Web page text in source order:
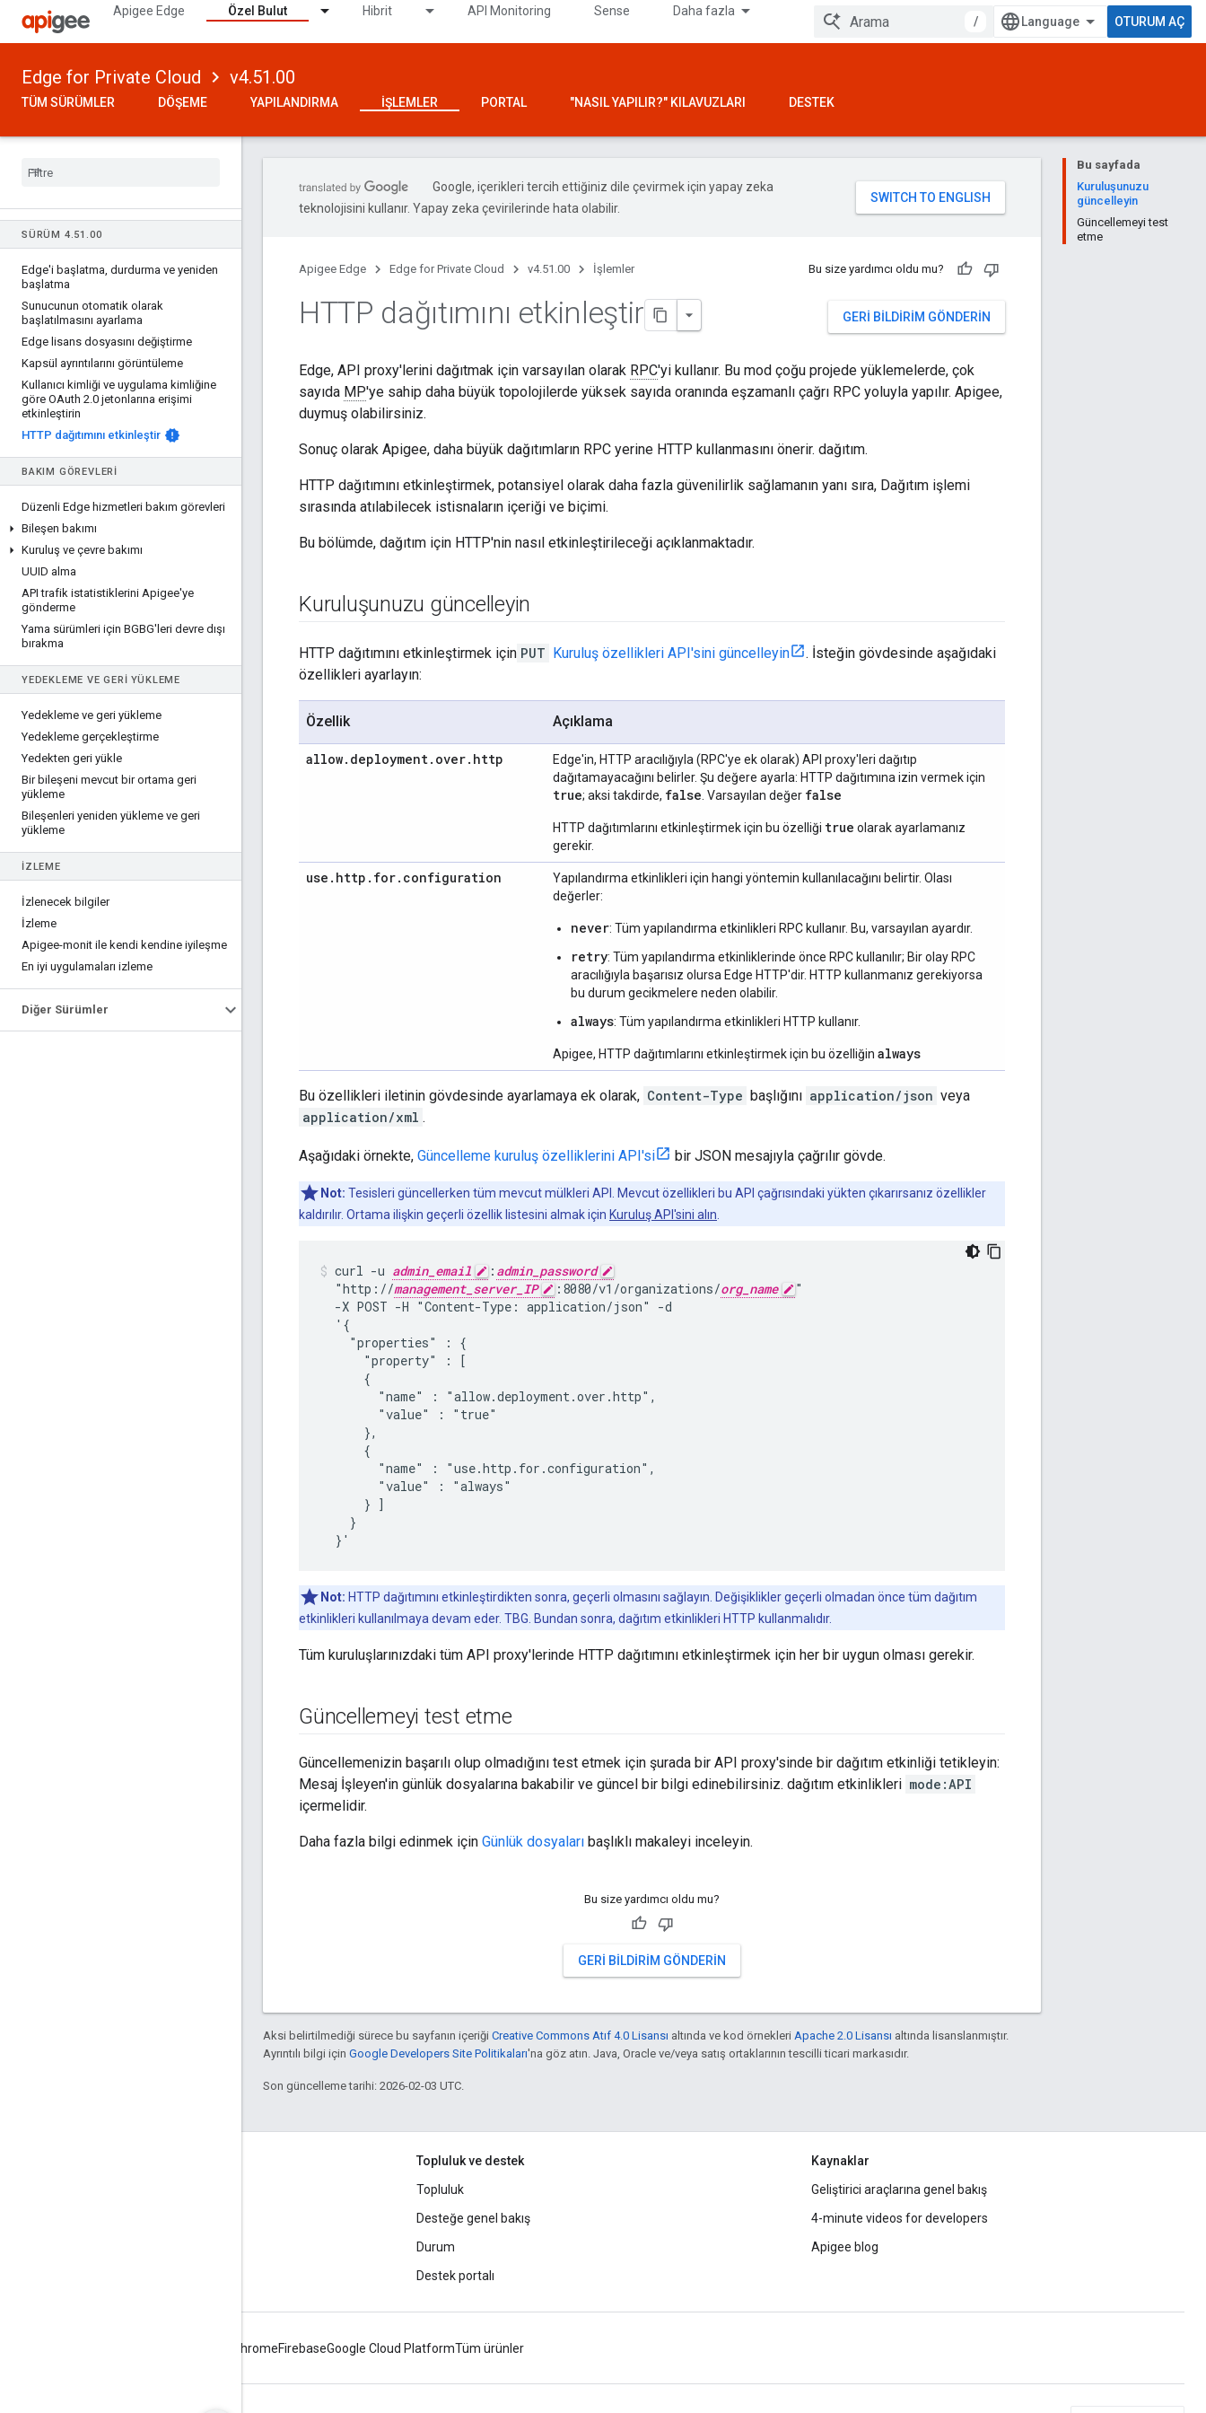
Apigee Edge Özel Bulut Hibrit API Monitoring Sense Daha fazla
/ OTURUM AÇ
Edge for Private Cloud v4.51.00
TÜM SÜRÜMLER DÖŞEME YAPILANDIRMA İŞLEMLER PORTAL "NASIL YAPILIR?" KILAVUZLARI DESTEK
SÜRÜM 4.51 .00
Edge'i başlatma, durdurma ve yeniden
başlatma
Sunucunun otomatik olarak
başlatılmasını ayarlama
Edge lisans dosyasını değiştirme
Kapsül ayrıntılarını görüntüleme
Kullanıcı kimliği ve uygulama kimliğine
göre OAuth 2.0 jetonlarına erişimi
etkinleştirin
HTTP dağıtımını etkinleştir
BAKIM GÖREVLERI
Düzenli Edge hizmetleri bakım görevleri
Bileşen bakımı
Kuruluş ve çevre bakımı
UUID alma
API trafik istatistiklerini Apigee'ye
gönderme
Yama sürümleri için BGBG'leri devre dışı
bırakma
YEDEKLEME VE GERI YÜKLEME
Yedekleme ve geri yükleme
Yedekleme gerçekleştirme
Yedekten geri yükle
Bir bileşeni mevcut bir ortama geri
yükleme
Bileşenleri yeniden yükleme ve geri
yükleme
İZLEME
İzlenecek bilgiler
İzleme
Apigee-monit ile kendi kendine iyileşme
En iyi uygulamaları izleme
Diğer Sürümler
Bu sayfada
Kuruluşunuzu
güncelleyin
Güncellemeyi test
etme
Google, içerikleri tercih ettiğiniz dile çevirmek için yapay zeka
teknolojisini kullanır. Yapay zeka çevirilerinde hata olabilir.
Apigee Edge Edge for Private Cloud v4.51.00 İşlemler Bu size yardımcı oldu mu?
GERI BILDIRIM GÖNDERIN
HTTP dağıtımını etkinleştir
Edge, API proxy'lerini dağıtmak için varsayılan olarak RPC'yi kullanır. Bu mod çoğu projede yüklemelerde, çok
sayıda MP'ye sahip daha büyük topolojilerde yüksek sayıda oranında eşzamanlı çağrı RPC yoluyla yapılır. Apigee,
duymuş olabilirsiniz.
Sonuç olarak Apigee, daha büyük dağıtımların RPC yerine HTTP kullanmasını önerir. dağıtım.
HTTP dağıtımını etkinleştirmek, potansiyel olarak daha fazla güvenilirlik sağlamanın yanı sıra, Dağıtım işlemi
sırasında atılabilecek istisnaların içeriği ve biçimi.
Bu bölümde, dağıtım için HTTP'nin nasıl etkinleştirileceği açıklanmaktadır.
Kuruluşunuzu güncelleyin
HTTP dağıtımını etkinleştirmek için PUT Kuruluş özellikleri API'sini güncelleyin
. İsteğin gövdesinde aşağıdaki
özellikleri ayarlayın:
Özellik Açıklama
allow. deployment. over. http
Edge'in, HTTP aracılığıyla (RPC'ye ek olarak) API proxy'leri dağıtıp
dağıtamayacağını belirler. Şu değere ayarla: HTTP dağıtımına izin vermek için
true; aksi takdirde, false . Varsayılan değer false
HTTP dağıtımlarını etkinleştirmek için bu özelliği true olarak ayarlamanız
gerekir.
use . http . for. configuration
Yapılandırma etkinlikleri için hangi yöntemin kullanılacağını belirtir. Olası
değerler:
never: Tüm yapılandırma etkinlikleri RPC kullanır. Bu, varsayılan ayardır.
retry: Tüm yapılandırma etkinliklerinde önce RPC kullanılır; Bir olay RPC
aracılığıyla başarısız olursa Edge HTTP'dir. HTTP kullanmanız gerekiyorsa
bu durum gecikmelere neden olabilir.
always: Tüm yapılandırma etkinlikleri HTTP kullanır.
Apigee, HTTP dağıtımlarını etkinleştirmek için bu özelliğin always
Bu özellikleri iletinin gövdesinde ayarlamaya ek olarak, Content-Type başlığını application/json veya
application/xml .
Aşağıdaki örnekte, Güncelleme kuruluş özelliklerini API'si bir JSON mesajıyla çağrılır gövde.
Not: Tesisleri güncellerken tüm mevcut mülkleri API. Mevcut özellikleri bu API çağrısındaki yükten çıkarırsanız özellikler
kaldırılır. Ortama ilişkin geçerli özellik listesini almak için Kuruluş API'sini alın
curl -u admin_email : admin_password
  "http://
management_server_IP :8080/v1/organizations/org_name
"
  -X POST -H "Content-Type: application/json" -d
  '{
    "properties" : {
      "property" : [
      {
        "name" : "allow.deployment.over.http",
        "value" : "true"
      },
      {
        "name" : "use.http.for.configuration",
        "value" : "always"
      } ]
    }
  }'
Not: HTTP dağıtımını etkinleştirdikten sonra, geçerli olmasını sağlayın. Değişiklikler geçerli olmadan önce tüm dağıtım
etkinlikleri kullanılmaya devam eder. TBG. Bundan sonra, dağıtım etkinlikleri HTTP kullanmalıdır.
Tüm kuruluşlarınızdaki tüm API proxy'lerinde HTTP dağıtımını etkinleştirmek için her bir uygun olması gerekir.
Güncellemeyi test etme
Güncellemenizin başarılı olup olmadığını test etmek için şurada bir API proxy'sinde bir dağıtım etkinliği tetikleyin:
Mesaj İşleyen'in günlük dosyalarına bakabilir ve güncel bir bilgi edinebilirsiniz. dağıtım etkinlikleri mode:API
içermelidir.
Daha fazla bilgi edinmek için Günlük dosyaları başlıklı makaleyi inceleyin.
Bu size yardımcı oldu mu?
GERI BILDIRIM GÖNDERIN
Aksi belirtilmediği sürece bu sayfanın içeriği Creative Commons Atıf 4.0 Lisansı altında ve kod örnekleri Apache 2.0 Lisansı altında lisanslanmıştır.
Ayrıntılı bilgi için Google Developers Site Politikaları'na göz atın. Java, Oracle ve/veya satış ortaklarının tescilli ticari markasıdır.
Son güncelleme tarihi: 2026-02-03 UTC.
Topluluk ve destek
Topluluk
Desteğe genel bakış
Durum
Destek portalı
Kaynaklar
Geliştirici araçlarına genel bakış
4-minute videos for developers
Apigee blog
ChromeFirebaseGoogle Cloud PlatformTüm ürünler